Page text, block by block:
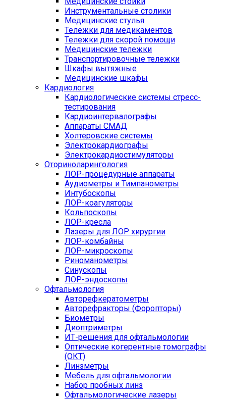
Инструментальные столики
Медицинские стулья
Тележки для медикаментов
Тележки для скорой помощи
Медицинские тележки
Транспортировочные тележки
Шкафы вытяжные
Медицинские шкафы
Кардиология
Кардиологические системы стресс-
тестирования
Кардиоинтервалографы
Аппараты СМАД
Холтеровские системы
Электрокардиографы
Электрокардиостимуляторы
Оториноларингология
ЛОР-процедурные аппараты
Аудиометры и Тимпанометры
Интубоскопы
ЛОР-коагуляторы
Кольпоскопы
ЛОР-кресла
Лазеры для ЛОР хирургии
ЛОР-комбайны
ЛОР-микроскопы
Риноманометры
Синускопы
ЛОР-эндоскопы
Офтальмология
Авторефкератометры
Авторефракторы (Форопторы)
Биометры
Диоптриметры
ИТ-решения для офтальмологии
Оптические когерентные томографы
(ОКТ)
Линзметры
Мебель для офтальмологии
Набор пробных линз
Офтальмологические лазеры